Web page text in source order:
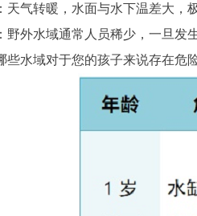
气转暖，水面与水下温差大，
外水域通常人员稀少，一旦发
域对于您的孩子来说存在危